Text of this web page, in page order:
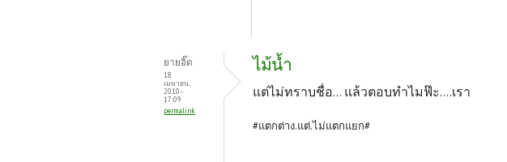
ยายอิ๊ด
18
เมษายน,
2010 -
17:09
permalink
ไม้น้ำ
แต่ไม่ทราบชื่อ... แล้วตอบทำไมฟ๊ะ....เรา
#แตกต่าง.แต่.ไม่แตกแยก#